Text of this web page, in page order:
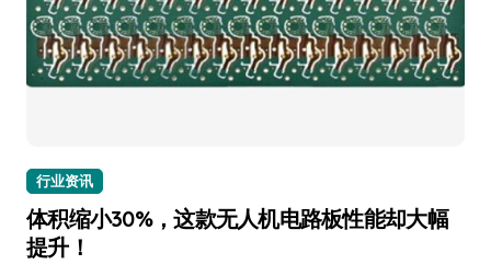
行业资讯
体积缩小30%，这款无人机电路板性能却大幅
提升！